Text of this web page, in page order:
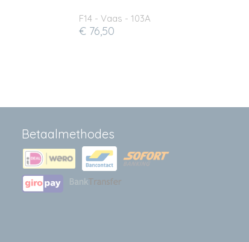
F14 - Vaas - 103A
€ 76,50
Betaalmethodes